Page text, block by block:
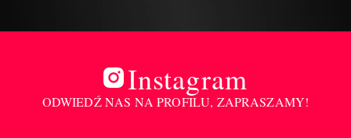
Instagram
ODWIEDŹ NAS NA PROFILU, ZAPRASZAMY!